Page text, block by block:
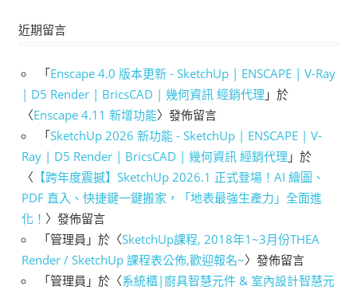
近期留言
「Enscape 4.0 版本更新 - SketchUp | ENSCAPE | V-Ray
| D5 Render | BricsCAD | 幾何資訊 經銷代理 」於
〈Enscape 4.11 新增功能〉發佈留言
「SketchUp 2026 新功能 - SketchUp | ENSCAPE | V-
Ray | D5 Render | BricsCAD | 幾何資訊 經銷代理 」於
〈 【跨年度震撼】SketchUp 2026.1 正式登場！AI 繪圖、
PDF 直入、快捷鍵一鍵搬家，「地表最強生產力」全面進
化！ 〉發佈留言
「管理員 」於〈SketchUp課程, 2018年1~3月份THEA
Render / SketchUp 課程表公佈,歡迎報名~〉發佈留言
「管理員 」於〈系統櫃|廚具智慧元件 & 室內設計智慧元